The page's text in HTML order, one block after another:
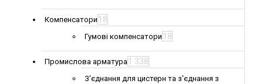
Компенсатори 18
Гумові компенсатори 18
Промислова арматура 1 338
З'єднання для цистерн та з'єднання з